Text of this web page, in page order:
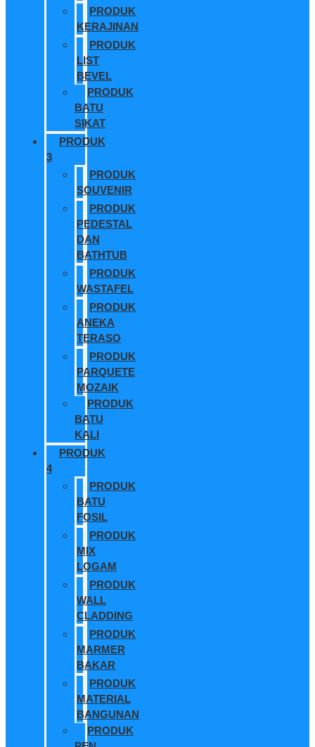
PRODUK
KERAJINAN
PRODUK
LIST
BEVEL
PRODUK
BATU
SIKAT
PRODUK
3
PRODUK
SOUVENIR
PRODUK
PEDESTAL
DAN
BATHTUB
PRODUK
WASTAFEL
PRODUK
ANEKA
TERASO
PRODUK
PARQUETE
MOZAIK
PRODUK
BATU
KALI
PRODUK
4
PRODUK
BATU
FOSIL
PRODUK
MIX
LOGAM
PRODUK
WALL
CLADDING
PRODUK
MARMER
BAKAR
PRODUK
MATERIAL
BANGUNAN
PRODUK